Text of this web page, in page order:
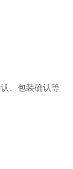
、包装确认等